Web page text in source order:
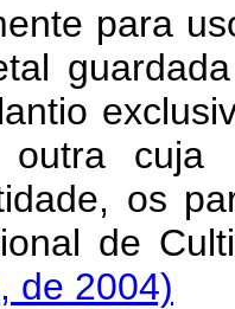
para
outra cuja
os
de 2004)